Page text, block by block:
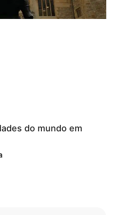
do mundo em